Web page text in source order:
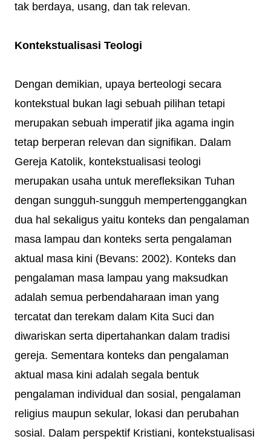
tak berdaya, usang, dan tak relevan.
Kontekstualisasi Teologi
Dengan demikian, upaya berteologi secara
kontekstual bukan lagi sebuah pilihan tetapi
merupakan sebuah imperatif jika agama ingin
tetap berperan relevan dan signifikan. Dalam
Gereja Katolik, kontekstualisasi teologi
merupakan usaha untuk merefleksikan Tuhan
dengan sungguh-sungguh mempertenggangkan
dua hal sekaligus yaitu konteks dan pengalaman
masa lampau dan konteks serta pengalaman
aktual masa kini (Bevans: 2002). Konteks dan
pengalaman masa lampau yang maksudkan
adalah semua perbendaharaan iman yang
tercatat dan terekam dalam Kita Suci dan
diwariskan serta dipertahankan dalam tradisi
gereja. Sementara konteks dan pengalaman
aktual masa kini adalah segala bentuk
pengalaman individual dan sosial, pengalaman
religius maupun sekular, lokasi dan perubahan
sosial. Dalam perspektif Kristiani, kontekstualisasi